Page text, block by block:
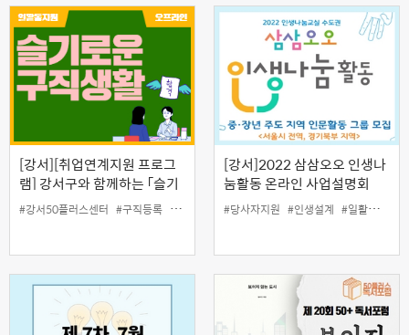
[강서][취업연계지원 프로그
램] 강서구와 함께하는 「슬기
로운 구직생활(12월)」
#강서50플러스센터 #구직등록 #일자리 #일활동지원 #취업 #취업준비
[강서]2022 삼삼오오 인생나
눔활동 온라인 사업설명회
#당사자지원 #인생설계 #일활동지원